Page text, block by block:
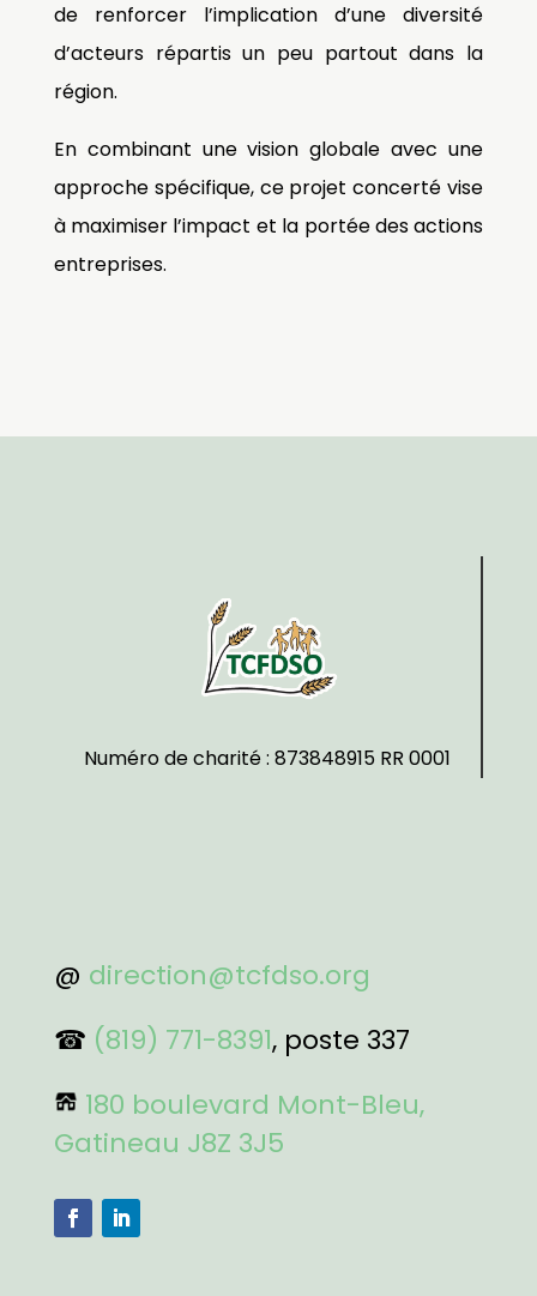
de renforcer l’implication d’une diversité
d’acteurs répartis un peu partout dans la
région.
En combinant une vision globale avec une
approche spécifique, ce projet concerté vise
à maximiser l’impact et la portée des actions
entreprises.
Numéro de charité : 873848915 RR 0001
@ direction@tcfdso.org
☎ (819) 771-8391, poste 337
180 boulevard Mont-Bleu,
Gatineau J8Z 3J5